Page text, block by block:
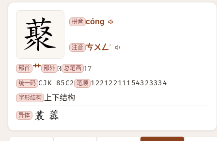
拼音 cóng
注音 ㄘㄨㄥˊ
部首 艹 部外 3 总笔画 17
统一码 CJK 85C2 笔顺 12212211154323334
字形结构
上下结构
异体